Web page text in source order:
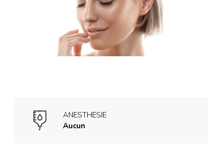
ANESTHESIE
Aucun